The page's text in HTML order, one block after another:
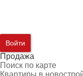
Войти
Продажа
Поиск по карте
Квартиры в